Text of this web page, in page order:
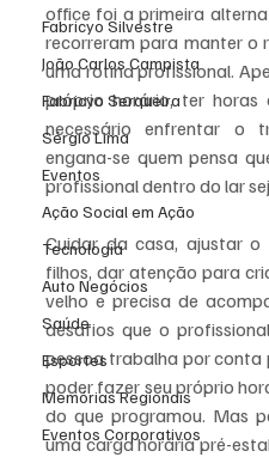
Fabricyo Silvestre
João Carlos Campista
Fabricyo Serqueira
Sérgio Lima
Eventos
Ação Social em Ação
Tecnologia
Auto Negócios
Saúde
Esportes
Memórias Regionais
Eventos Corporativos
office foi a primeira
recorreram para manter o
uma rotina profissional.
próprio horário, ter
necessário enfrentar o
engana-se quem pensa
profissional dentro do lar
Cuidar da casa, ajustar
filhos, dar atenção para
velho e precisa de
desafios que o
pessoa trabalha por
poder fazer seu próprio
do que programou. Mas
uma carga horária pré-